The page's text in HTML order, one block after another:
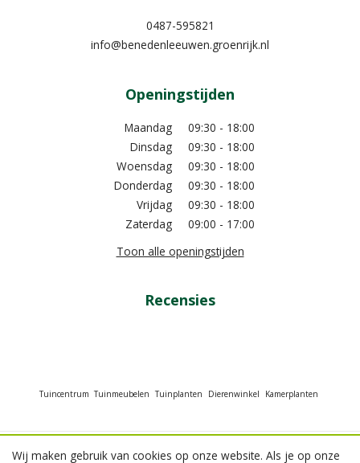
0487-595821
info@benedenleeuwen.groenrijk.nl
Openingstijden
Maandag
09:30 - 18:00
Dinsdag
09:30 - 18:00
Woensdag
09:30 - 18:00
Donderdag
09:30 - 18:00
Vrijdag
09:30 - 18:00
Zaterdag
09:00 - 17:00
Toon alle openingstijden
Recensies
Tuincentrum Tuinmeubelen Tuinplanten Dierenwinkel Kamerplanten
© GroenRijk Beneden Leeuwen
Wij maken gebruik van cookies op onze website. Als je op onze